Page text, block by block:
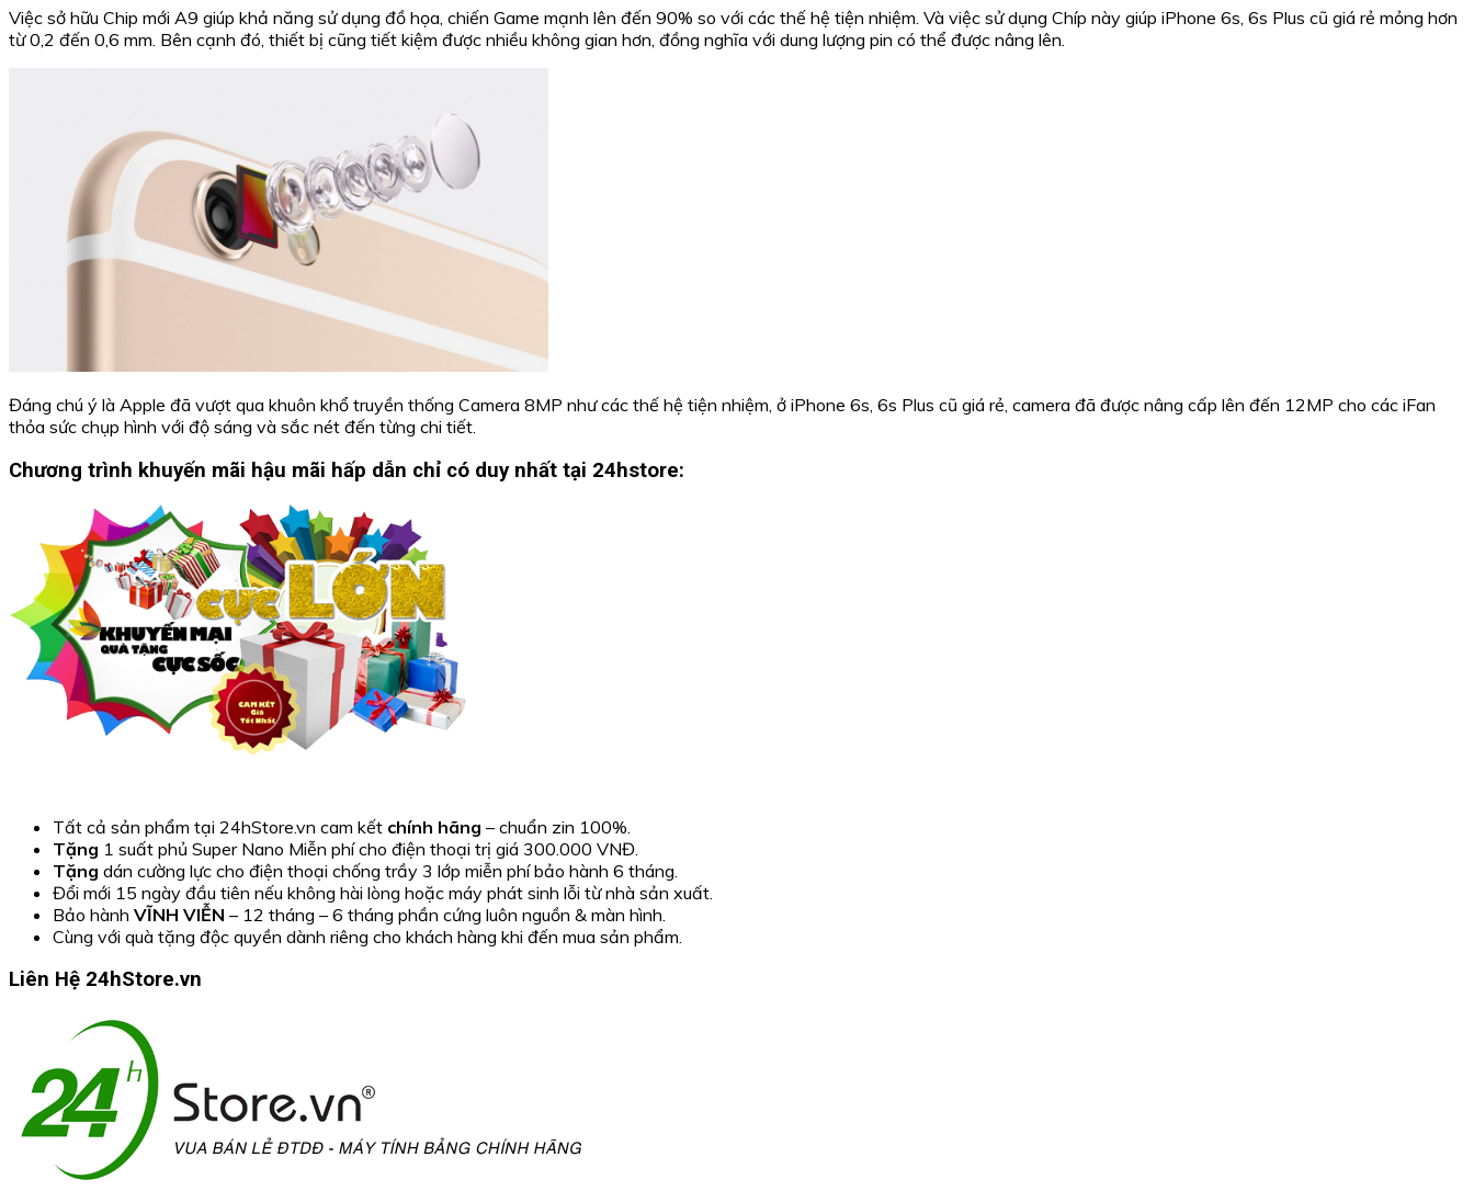
Việc sở hữu Chip mới A9 giúp khả năng sử dụng đồ họa, chiến Game mạnh lên đến 90% so với các thế hệ tiện nhiệm. Và việc sử dụng Chíp này giúp iPhone 6s, 6s Plus cũ giá rẻ mỏng hơn
từ 0,2 đến 0,6 mm. Bên cạnh đó, thiết bị cũng tiết kiệm được nhiều không gian hơn, đồng nghĩa với dung lượng pin có thể được nâng lên.
Đáng chú ý là Apple đã vượt qua khuôn khổ truyền thống Camera 8MP như các thế hệ tiện nhiệm, ở iPhone 6s, 6s Plus cũ giá rẻ, camera đã được nâng cấp lên đến 12MP cho các iFan
thỏa sức chụp hình với độ sáng và sắc nét đến từng chi tiết.
Chương trình khuyến mãi hậu mãi hấp dẫn chỉ có duy nhất tại 24hstore:
Tất cả sản phẩm tại 24hStore.vn cam kết chính hãng – chuẩn zin 100%.
Tặng 1 suất phủ Super Nano Miễn phí cho điện thoại trị giá 300.000 VNĐ.
Tặng dán cường lực cho điện thoại chống trầy 3 lớp miễn phí bảo hành 6 tháng.
Đổi mới 15 ngày đầu tiên nếu không hài lòng hoặc máy phát sinh lỗi từ nhà sản xuất.
Bảo hành VĨNH VIỄN – 12 tháng – 6 tháng phần cứng luôn nguồn & màn hình.
Cùng với quà tặng độc quyền dành riêng cho khách hàng khi đến mua sản phẩm.
Liên Hệ 24hStore.vn